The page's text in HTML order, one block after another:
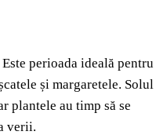
Este perioada ideală pentru
și margaretele. Solul
plantele au timp să se
verii.